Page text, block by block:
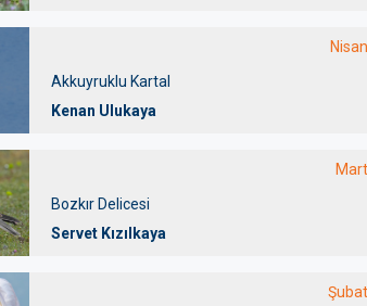
Akkuyruklu Kartal
Kenan Ulukaya
Bozkır Delicesi
Servet Kızılkaya